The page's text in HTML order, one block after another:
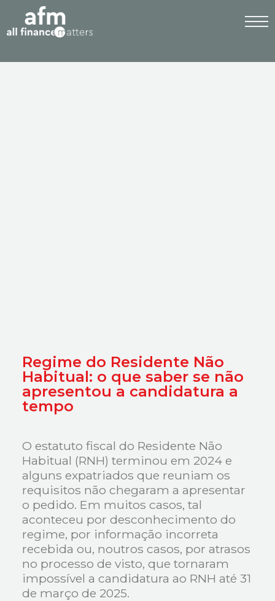
Regime do Residente Não
Habitual: o que saber se não
apresentou a candidatura a
tempo
O estatuto fiscal do Residente Não
Habitual (RNH) terminou em 2024 e
alguns expatriados que reuniam os
requisitos não chegaram a apresentar
o pedido. Em muitos casos, tal
aconteceu por desconhecimento do
regime, por informação incorreta
recebida ou, noutros casos, por atrasos
no processo de visto, que tornaram
impossível a candidatura ao RNH até 31
de março de 2025.